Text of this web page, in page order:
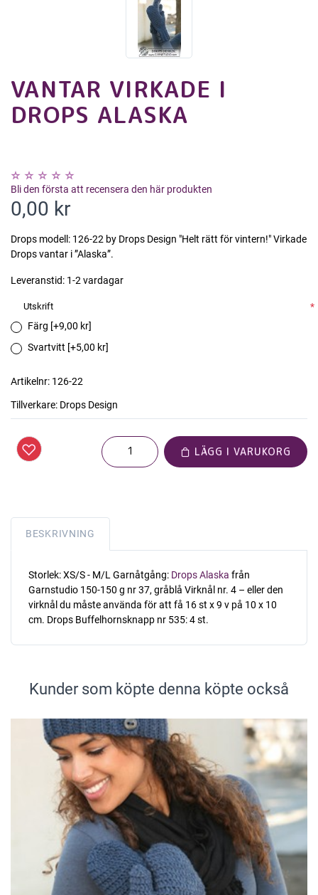
VANTAR VIRKADE I
DROPS ALASKA
Bli den första att recensera den här produkten
0,00 kr
Drops modell: 126-22 by Drops Design "Helt rätt för vintern!" Virkade
Drops vantar i ”Alaska”.
Leveranstid: 1-2 vardagar
Utskrift
*
Färg [+9,00 kr]
Svartvitt [+5,00 kr]
Artikelnr: 126-22
Tillverkare: Drops Design
LÄGG I VARUKORG
BESKRIVNING
Storlek: XS/S - M/L Garnåtgång: Drops Alaska från
Garnstudio 150-150 g nr 37, gråblå Virknål nr. 4 – eller den
virknål du måste använda för att få 16 st x 9 v på 10 x 10
cm. Drops Buffelhornsknapp nr 535: 4 st.
Kunder som köpte denna köpte också